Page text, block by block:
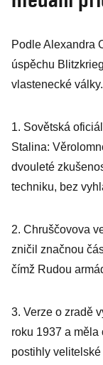
Podle Alexandra
úspěchu
vlastenecké války.
1. Sovětská
Stalina:
dvouleté
techniku, bez
2. Chruščovova
zničil značnou
čímž Rudou
3. Verze o zradě
roku 1937 a
postihly velitelské